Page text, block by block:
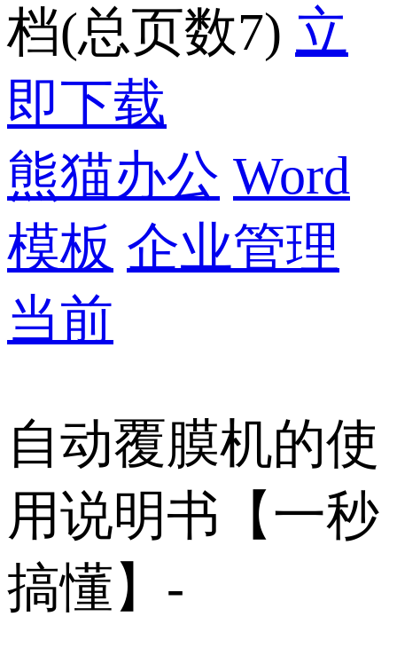
档(总页数7) 立
即下载
熊猫办公 Word
模板 企业管理
当前
自动覆膜机的使
用说明书【一秒
搞懂】-